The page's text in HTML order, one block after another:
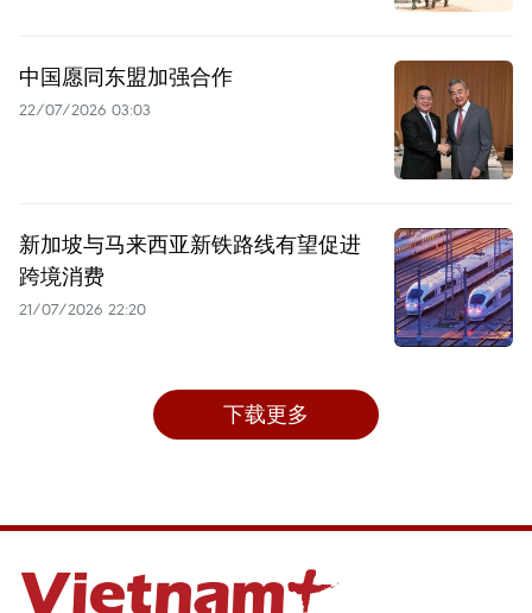
中国愿同东盟加强合作
22/07/2026 03:03
新加坡与马来西亚新铁路线有望促进
跨境消费
21/07/2026 22:20
下载更多